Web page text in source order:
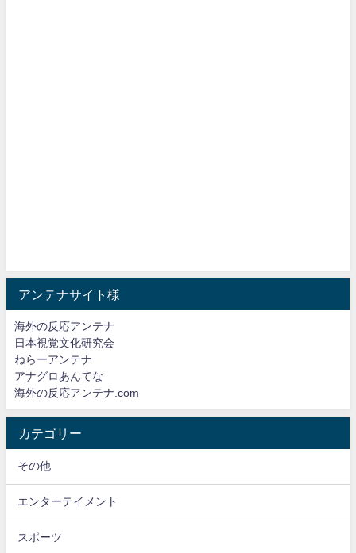
アンテナサイト様
海外の反応アンテナ
日本視覚文化研究会
ねらーアンテナ
アナグロあんてな
海外の反応アンテナ.com
カテゴリー
その他
エンターテイメント
スポーツ